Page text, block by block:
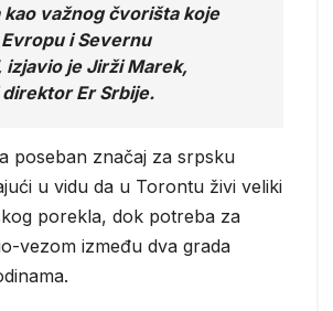
kao važnog čvorišta koje
i Severnu
izjavio je Jirži Marek,
Er Srbije.
poseban značaj za srpsku
u vidu da u Torontu živi veliki
porekla, dok potreba za
vezom između dva grada